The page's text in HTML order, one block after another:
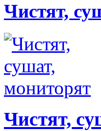
Чистят,
Чистят,